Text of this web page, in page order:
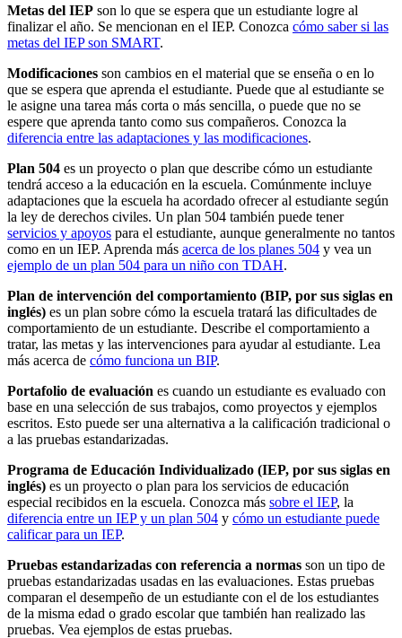
Metas del IEP son lo que se espera que un estudiante logre al
finalizar el año. Se mencionan en el IEP. Conozca cómo saber si las
metas del IEP son SMART.
Modificaciones son cambios en el material que se enseña o en lo
que se espera que aprenda el estudiante. Puede que al estudiante se
le asigne una tarea más corta o más sencilla, o puede que no se
espere que aprenda tanto como sus compañeros. Conozca la
diferencia entre las adaptaciones y las modificaciones.
Plan 504 es un proyecto o plan que describe cómo un estudiante
tendrá acceso a la educación en la escuela. Comúnmente incluye
adaptaciones que la escuela ha acordado ofrecer al estudiante según
la ley de derechos civiles. Un plan 504 también puede tener
servicios y apoyos para el estudiante, aunque generalmente no tantos
como en un IEP. Aprenda más acerca de los planes 504 y vea un
ejemplo de un plan 504 para un niño con TDAH.
Plan de intervención del comportamiento (BIP, por sus siglas en
inglés) es un plan sobre cómo la escuela tratará las dificultades de
comportamiento de un estudiante. Describe el comportamiento a
tratar, las metas y las intervenciones para ayudar al estudiante. Lea
más acerca de cómo funciona un BIP.
Portafolio de evaluación es cuando un estudiante es evaluado con
base en una selección de sus trabajos, como proyectos y ejemplos
escritos. Esto puede ser una alternativa a la calificación tradicional o
a las pruebas estandarizadas.
Programa de Educación Individualizado (IEP, por sus siglas en
inglés) es un proyecto o plan para los servicios de educación
especial recibidos en la escuela. Conozca más sobre el IEP, la
diferencia entre un IEP y un plan 504 y cómo un estudiante puede
calificar para un IEP.
Pruebas estandarizadas con referencia a normas son un tipo de
pruebas estandarizadas usadas en las evaluaciones. Estas pruebas
comparan el desempeño de un estudiante con el de los estudiantes
de la misma edad o grado escolar que también han realizado las
pruebas. Vea ejemplos de estas pruebas.